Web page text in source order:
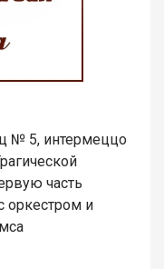
№ 5, интермеццо
часть
оркестром и